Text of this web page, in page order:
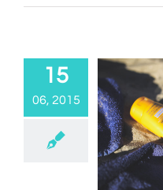
15
06, 2015